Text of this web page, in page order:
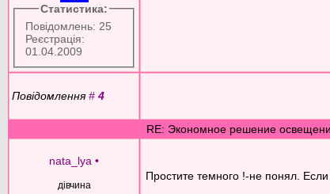
Статистика:
Повідомлень: 25
Реєстрація:
01.04.2009
Повідомлення# 4
RE: Экономное решение
nata_lya •
дівчина
Простите темного !-не понял.